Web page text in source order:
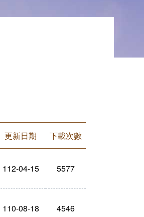
更新日期 下載次數
112-04-15 5577
110-08-18 4546